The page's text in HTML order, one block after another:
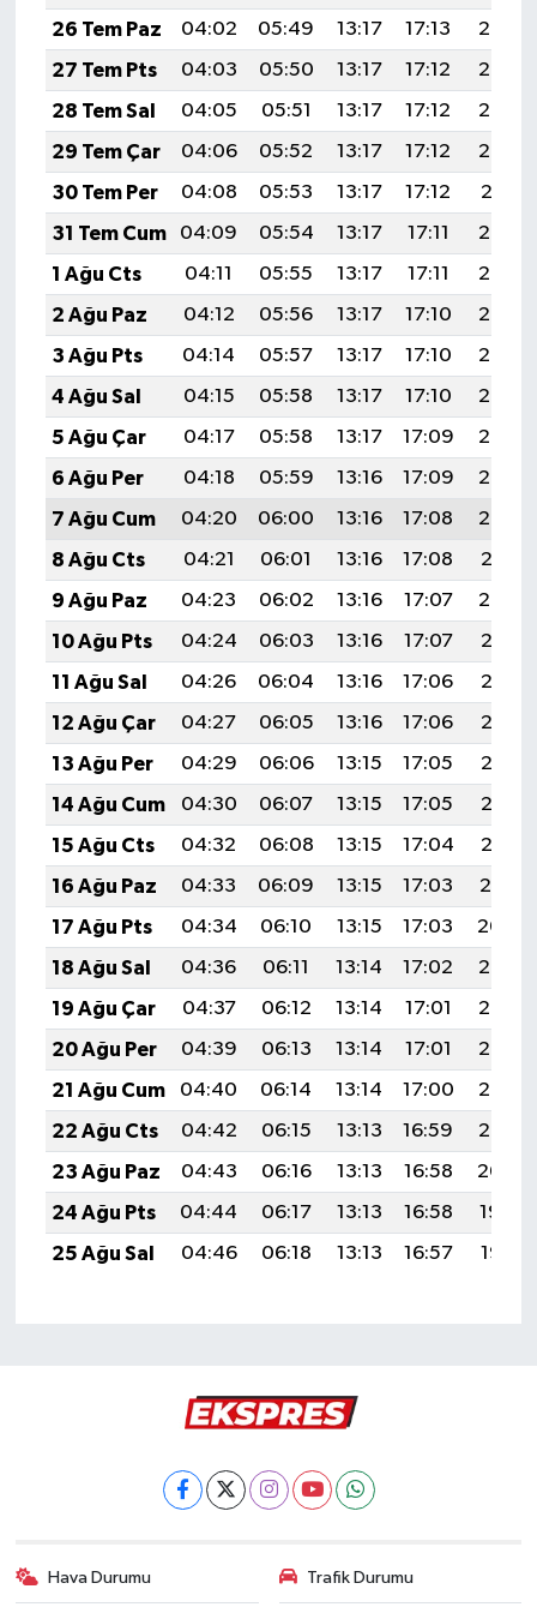
26 Tem Paz
04:02 05:49 13:17 17:13
20:35
27 Tem Pts
04:03 05:50 13:17 17:12
20:34
28 Tem Sal
04:05 05:51 13:17 17:12
20:33
29 Tem Çar
04:06 05:52 13:17 17:12
20:32
30 Tem Per
04:08 05:53 13:17 17:12
20:31
31 Tem Cum
04:09 05:54 13:17 17:11
20:30
1 Ağu Cts
04:11 05:55 13:17 17:11
20:29
2 Ağu Paz
04:12 05:56 13:17 17:10
20:28
3 Ağu Pts
04:14 05:57 13:17 17:10
20:27
4 Ağu Sal
04:15 05:58 13:17 17:10
20:26
5 Ağu Çar
04:17 05:58 13:17 17:09
20:25
6 Ağu Per
04:18 05:59 13:16 17:09
20:23
7 Ağu Cum
04:20 06:00 13:16 17:08
20:22
8 Ağu Cts
04:21 06:01 13:16 17:08
20:21
9 Ağu Paz
04:23 06:02 13:16 17:07
20:20
10 Ağu Pts
04:24 06:03 13:16 17:07
20:18
11 Ağu Sal
04:26 06:04 13:16 17:06
20:17
12 Ağu Çar
04:27 06:05 13:16 17:06
20:16
13 Ağu Per
04:29 06:06 13:15 17:05
20:15
14 Ağu Cum
04:30 06:07 13:15 17:05
20:13
15 Ağu Cts
04:32 06:08 13:15 17:04
20:12
16 Ağu Paz
04:33 06:09 13:15 17:03
20:10
17 Ağu Pts
04:34 06:10 13:15 17:03
20:09
18 Ağu Sal
04:36 06:11 13:14 17:02
20:08
19 Ağu Çar
04:37 06:12 13:14 17:01
20:06
20 Ağu Per
04:39 06:13 13:14 17:01
20:05
21 Ağu Cum
04:40 06:14 13:14 17:00
20:03
22 Ağu Cts
04:42 06:15 13:13 16:59
20:02
23 Ağu Paz
04:43 06:16 13:13 16:58
20:00
24 Ağu Pts
04:44 06:17 13:13 16:58
19:59
25 Ağu Sal
04:46 06:18 13:13 16:57 19:57
Hava Durumu Trafik Durumu
Resmi İlan
Rüya Tabirleri
Sağlık
Şaphane
Simav
Siyaset
Spor
Tavşanlı
Türkiye
Video Galeri
Yaşam
Yemek Tarifleri